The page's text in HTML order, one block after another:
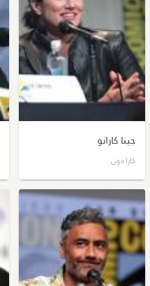
جينا كارانو
كارا دون